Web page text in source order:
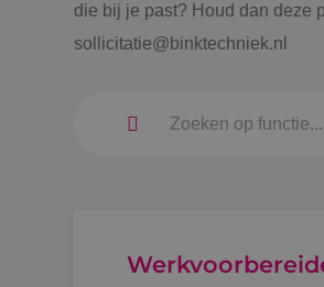
die bij je past? Houd dan deze
sollicitatie@binktechniek.nl